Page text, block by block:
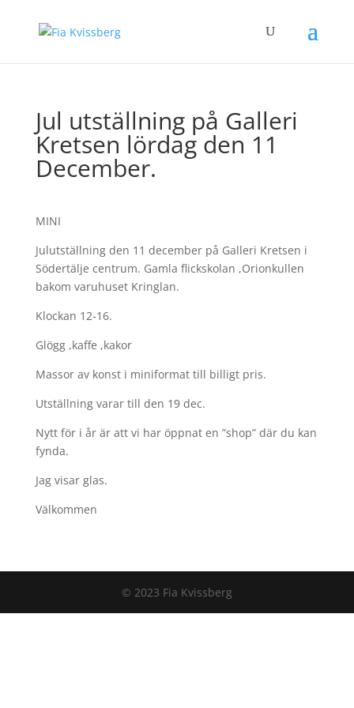
Jul utställning på Galleri
Kretsen lördag den 11
December.
MINI
Julutställning den 11 december på Galleri Kretsen i
Södertälje centrum. Gamla flickskolan ,Orionkullen
bakom varuhuset Kringlan.
Klockan 12-16.
Glögg ,kaffe ,kakor
Massor av konst i miniformat till billigt pris.
Utställning varar till den 19 dec.
Nytt för i år är att vi har öppnat en ”shop” där du kan
fynda.
Jag visar glas.
Välkommen
© 2023 Fia Kvissberg